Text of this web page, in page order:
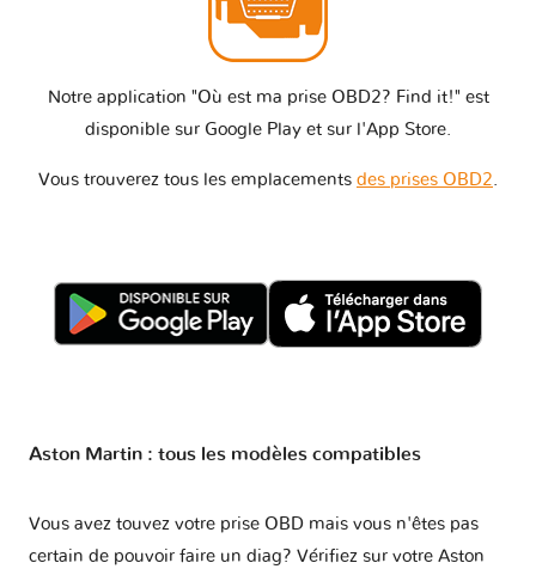
Notre application "Où est ma prise OBD2? Find it!" est
disponible sur Google Play et sur l'App Store.
Vous trouverez tous les emplacements des prises OBD2
Aston Martin : tous les modèles compatibles
Vous avez touvez votre prise OBD mais vous n'êtes pas
certain de pouvoir faire un diag? Vérifiez sur votre Aston